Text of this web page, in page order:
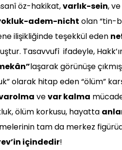
öz-hakikat,varlık-sein,
adem-nicht olan “tin-
ilişikliğinde teşekkül eden
Tasavvufî ifadeyle,
laşarak görünüşe
olarak hitap eden “ölüm”
vevar kalma
ölüm korkusu, hayatta
tam da merkez
içindedir!